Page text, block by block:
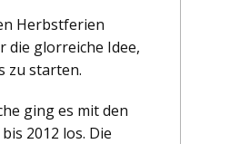
Herbstferien
die glorreiche Idee,
zu starten.
ging es mit den
2012 los. Die